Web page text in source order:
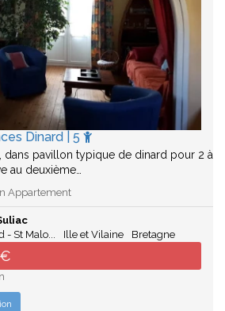
Dinard | 5
dans pavillon typique de dinard pour 2 à
au deuxième…
Appartement
- St Malo...
Ille et Vilaine Bretagne